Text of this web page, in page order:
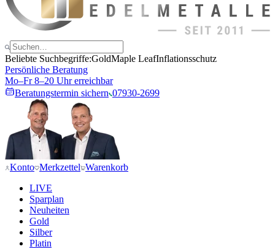
Beliebte Suchbegriffe:GoldMaple LeafInflationsschutz
Persönliche Beratung
Mo–Fr 8–20 Uhr erreichbar
Beratungstermin sichern 07930-2699
Konto Merkzettel Warenkorb
LIVE
Sparplan
Neuheiten
Gold
Silber
Platin